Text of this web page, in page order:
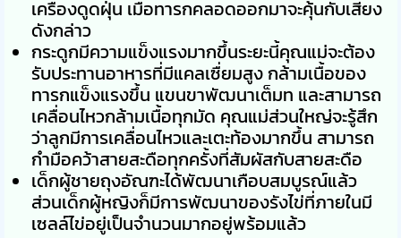
เครื่องดูดฝุ่น เมื่อทารกคลอดออกมาจะคุ้นกับเสียง
ดังกล่าว
กระดูกมีความแข็งแรงมากขึ้นระยะนี้คุณแม่จะต้อง
รับประทานอาหารที่มีแคลเซื่ยมสูง กล้ามเนื้อของ
ทารกแข็งแรงขึ้น แขนขาพัฒนาเต็มท และสามารถ
เคลื่อนไหวกล้ามเนื้อทุกมัด คุณแม่ส่วนใหญ่จะรู้สึก
ว่าลูกมีการเคลื่อนไหวและเตะท้องมากขึ้น สามารถ
กำมือคว้าสายสะดือทุกครั้งที่สัมผัสกับสายสะดือ
เด็กผู้ชายถุงอัณฑะได้พัฒนาเกือบสมบูรณ์แล้ว
ส่วนเด็กผู้หญิงก็มีการพัฒนาของรังไข่ที่ภายในมี
เซลล์ไข่อยู่เป็นจำนวนมากอยู่พร้อมแล้ว